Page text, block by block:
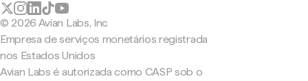
© 2026 Avian Labs, Inc
Empresa de serviços monetários registrada
nos Estados Unidos
Avian Labs é autorizada como CASP sob o